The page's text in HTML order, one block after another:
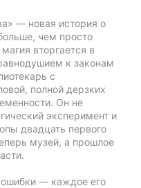
— новая история о
чем просто
вторгается в
к законам
с
полной дерзких
Он не
эксперимент и
двадцать первого
музей, а прошлое
— каждое его